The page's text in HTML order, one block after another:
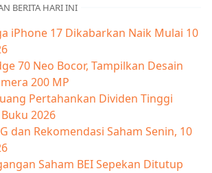
BERITA HARI INI
iPhone 17 Dikabarkan Naik Mulai 10
70 Neo Bocor, Tampilkan Desain
200 MP
Pertahankan Dividen Tinggi
2026
dan Rekomendasi Saham Senin, 10
Saham BEI Sepekan Ditutup